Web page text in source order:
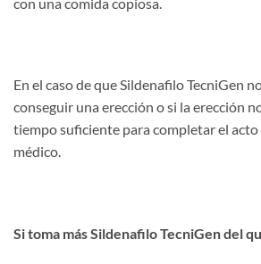
En el caso de que Sildenafilo TecniGen
conseguir una erección o si la erección
tiempo suficiente para completar el acto
médico.
Si toma más Sildenafilo TecniGen del